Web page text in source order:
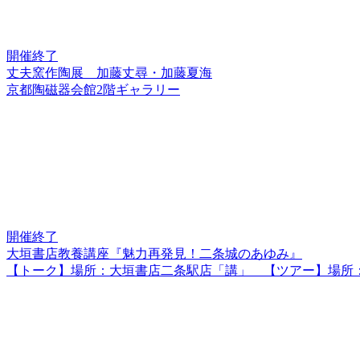
開催終了
丈夫窯作陶展 加藤丈尋・加藤夏海
京都陶磁器会館2階ギャラリー
開催終了
大垣書店教養講座『魅力再発見！二条城のあゆみ』
【トーク】場所：大垣書店二条駅店「講」 【ツアー】場所